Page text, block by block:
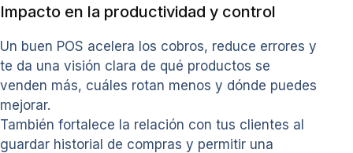
Impacto en la productividad y control
Un buen POS acelera los cobros, reduce errores y
te da una visión clara de qué productos se
venden más, cuáles rotan menos y dónde puedes
mejorar.
También fortalece la relación con tus clientes al
guardar historial de compras y permitir una